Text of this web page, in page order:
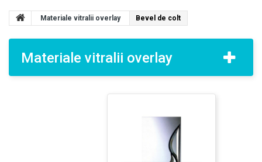
Materiale vitralii overlay Bevel de colt
Materiale vitralii overlay